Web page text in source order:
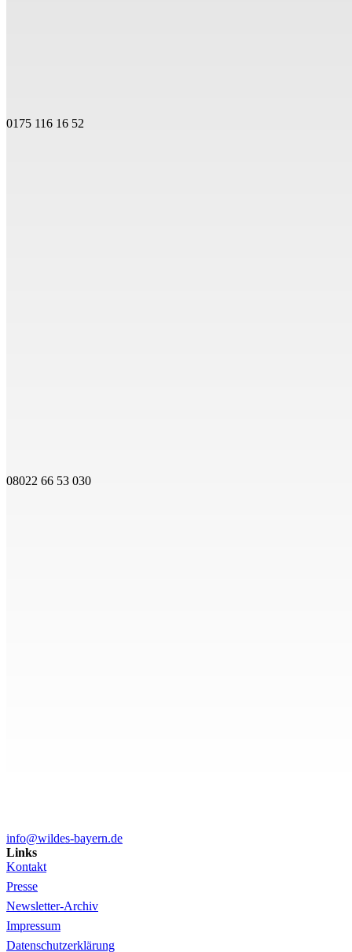
0175 116 16 52
08022 66 53 030
info@wildes-bayern.de
Links
Kontakt
Presse
Newsletter-Archiv
Impressum
Datenschutzerklärung